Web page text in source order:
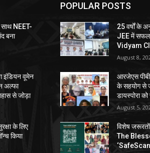
साथ NEET-
बना
इंडियन वूमेन
अल्फा
से जोड़ा
के लिए
किया
POPULAR POSTS
25 वर्षों के
JEE में
Vidyam
August 8,
आरजेएस
के सहयोग
डायस्पोरा
August 5,
विशेष जरूरतों
The